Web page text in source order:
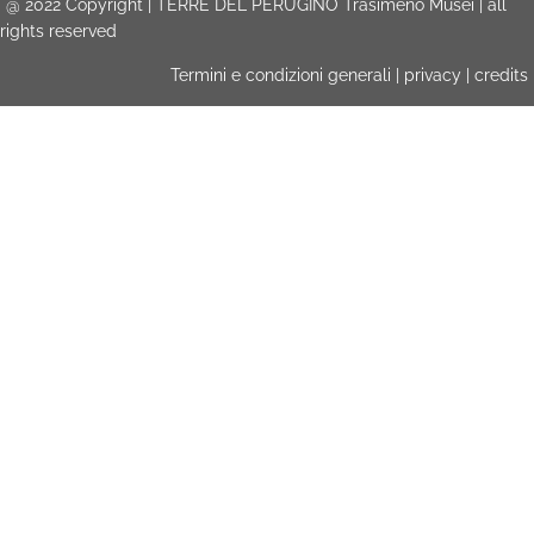
@ 2022 Copyright | TERRE DEL PERUGINO Trasimeno Musei | all
rights reserved
Termini e condizioni generali privacy credits